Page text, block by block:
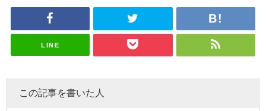
LINE
この記事を書いた人